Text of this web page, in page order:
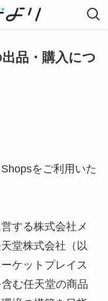
品・購入につ
をご利用いた
する株式会社メ
堂株式会社（以
ケットプレイス
む任天堂の商品